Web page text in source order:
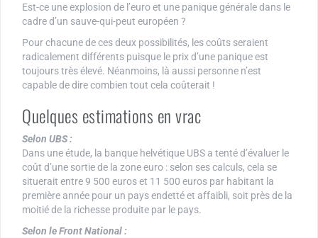
Est-ce une explosion de l’euro et une panique générale dans le
cadre d’un sauve-qui-peut européen ?
Pour chacune de ces deux possibilités, les coûts seraient
radicalement différents puisque le prix d’une panique est
toujours très élevé. Néanmoins, là aussi personne n’est
capable de dire combien tout cela coûterait !
Quelques estimations en vrac
Selon UBS :
Dans une étude, la banque helvétique UBS a tenté d’évaluer le
coût d’une sortie de la zone euro : selon ses calculs, cela se
situerait entre 9 500 euros et 11 500 euros par habitant la
première année pour un pays endetté et affaibli, soit près de la
moitié de la richesse produite par le pays.
Selon le Front National :